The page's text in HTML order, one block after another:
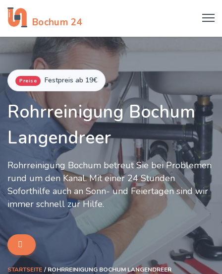
Bochum 24
Preise Festpreis ab 19€
Rohrreinigung Bochum
Langendreer
Rohrreinigung Bochum betreut Sie bei Problemen
rund um den Kanal. Mit einer 24 Stunden
Soforthilfe auch an Sonn- und Feiertagen sind wir
immer schnell zur Hilfe.
STARTSEITE ROHRREINIGUNG BOCHUM LANGENDREER